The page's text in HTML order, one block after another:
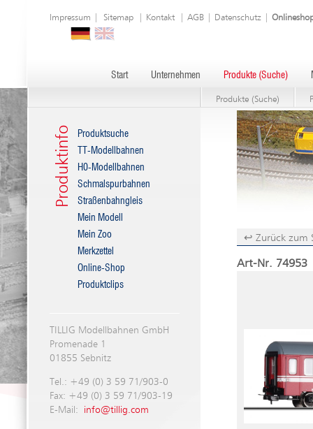
Impressum Sitemap Kontakt AGB Datenschutz
Start Unternehmen Produkte (Suche)
Produkte (Suche)
Produktinfo
Produktsuche
TT-Modellbahnen
H0-Modellbahnen
Schmalspurbahnen
Straßenbahngleis
Mein Modell
Mein Zoo
Merkzettel
Online-Shop
Produktclips
TILLIG Modellbahnen GmbH
Promenade 1
01855 Sebnitz
Tel.: +49 (0) 3 59 71/903-0
Fax: +49 (0) 3 59 71/903-19
E-Mail: info@tillig.com
↩ Zurück zum
Art-Nr. 74953 |